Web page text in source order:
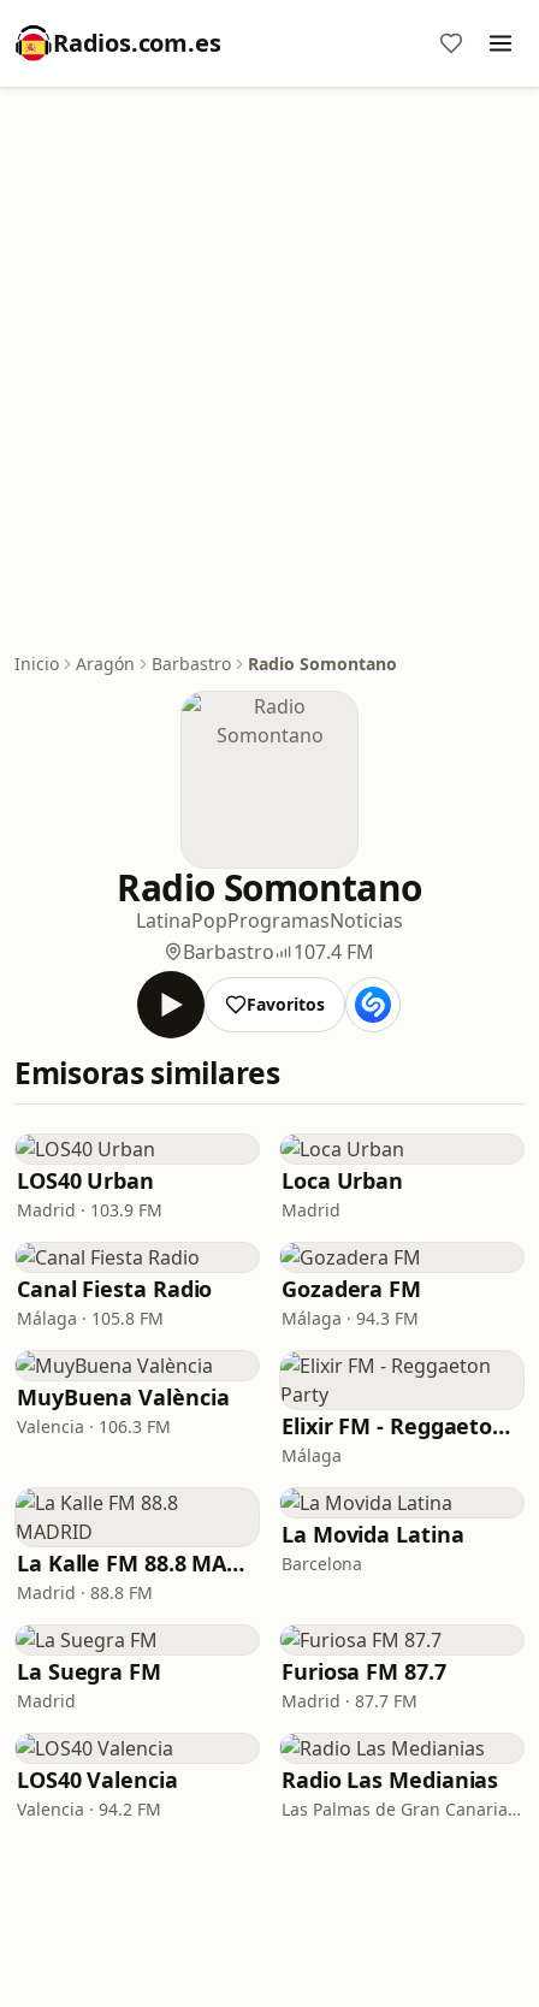
Radios.com.es
Inicio Aragón Barbastro Radio Somontano
Radio Somontano
LatinaPopProgramasNoticias
Barbastro
107.4 FM
Favoritos
Emisoras similares
LOS40 Urban
Madrid · 103.9 FM
Loca Urban
Madrid
Canal Fiesta Radio
Málaga · 105.8 FM
Gozadera FM
Málaga · 94.3 FM
MuyBuena València
Valencia · 106.3 FM Elixir FM - Reggaeton Party
Málaga
La Kalle FM 88.8 MADRID
Madrid · 88.8 FM
La Movida Latina
Barcelona
La Suegra FM
Madrid
Furiosa FM 87.7
Madrid · 87.7 FM
LOS40 Valencia
Valencia · 94.2 FM
Radio Las Medianias
Las Palmas de Gran Canaria · 92.2 FM, 100.2 FM, 98.7 FM